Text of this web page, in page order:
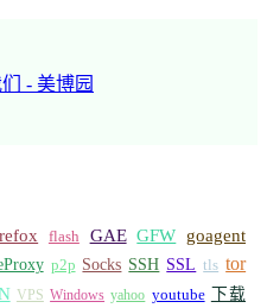
- 美博园
flash GAE GFW
goagent
p2p Socks SSH SSL tls tor
VPS Windows yahoo youtube 下载